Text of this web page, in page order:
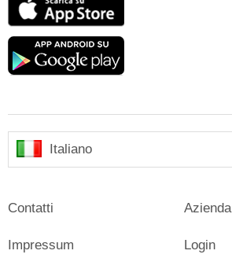
Google
Italiano
Contatti
Impressum
Azienda
Login